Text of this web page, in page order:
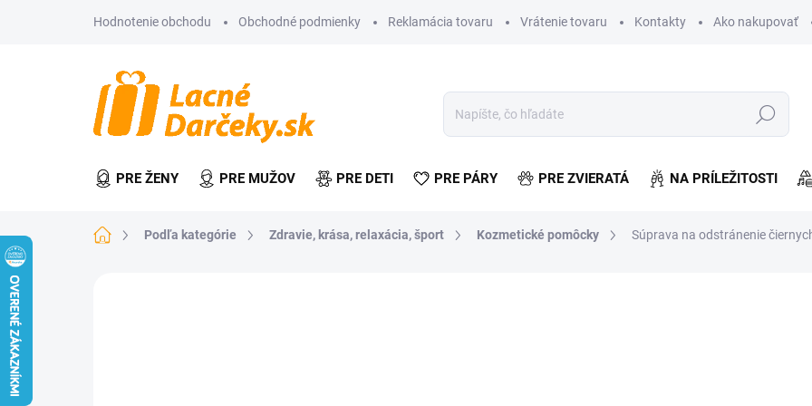
Hodnotenie obchodu Obchodné podmienky Reklamácia tovaru Vrátenie tovaru Kontakty Ako nakupovať
Hľadať
PRE ŽENY PRE MUŽOV PRE DETI PRE PÁRY PRE ZVIERATÁ NA PRÍLEŽITOSTI
DomovPodľa kategórie Zdravie, krása, relaxácia, šport Kozmetické pomôcky Súprava na odstránenie